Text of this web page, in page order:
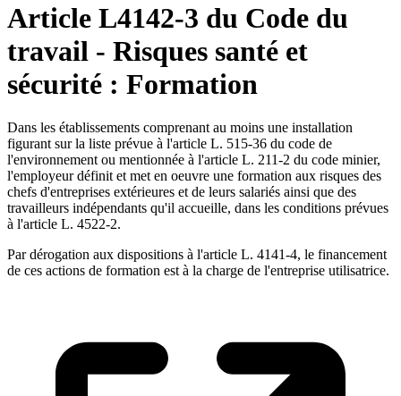
Article L4142-3 du Code du
travail - Risques santé et
sécurité : Formation
Dans les établissements comprenant au moins une installation
figurant sur la liste prévue à l'article L. 515-36 du code de
l'environnement ou mentionnée à l'article L. 211-2 du code minier,
l'employeur définit et met en oeuvre une formation aux risques des
chefs d'entreprises extérieures et de leurs salariés ainsi que des
travailleurs indépendants qu'il accueille, dans les conditions prévues
à l'article L. 4522-2.
Par dérogation aux dispositions à l'article L. 4141-4, le financement
de ces actions de formation est à la charge de l'entreprise utilisatrice.